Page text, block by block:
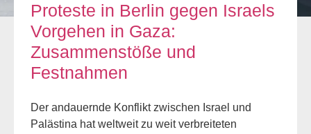
Proteste in Berlin gegen Israels
Vorgehen in Gaza:
Zusammenstöße und
Festnahmen
Der andauernde Konflikt zwischen Israel und
Palästina hat weltweit zu weit verbreiteten